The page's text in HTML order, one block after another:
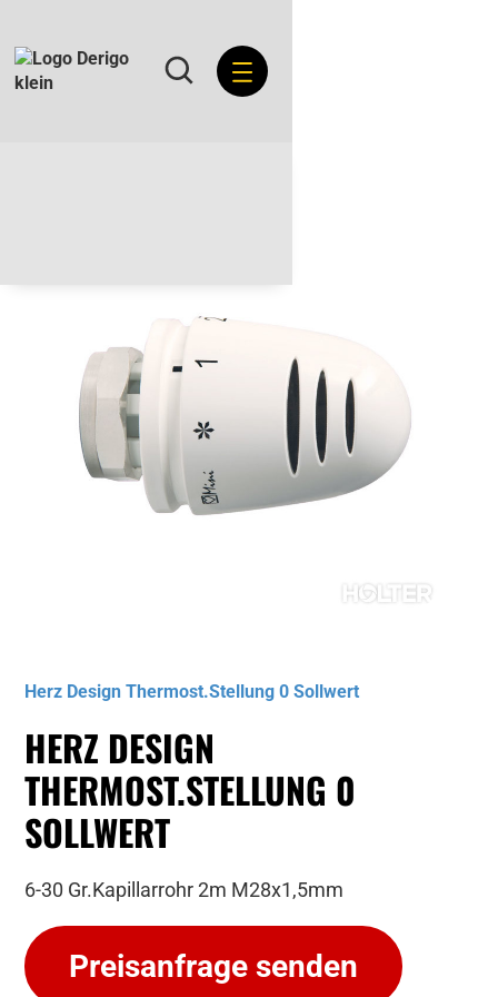
Herz Design Thermost.Stellung 0 Sollwert
HERZ DESIGN
THERMOST.STELLUNG 0
SOLLWERT
6-30 Gr.Kapillarrohr 2m M28x1,5mm
Preisanfrage senden